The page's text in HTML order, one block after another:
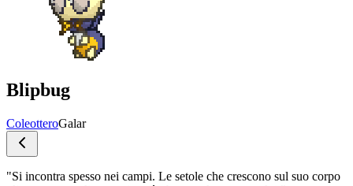
Blipbug
ColeotteroGalar
"Si incontra spesso nei campi. Le setole che crescono sul suo corpo